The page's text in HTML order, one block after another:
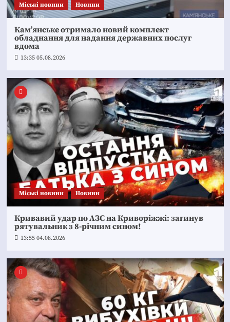
Mіські новини Новини
Кам’янське отримало новий комплект
обладнання для надання державних послуг
вдома
13:35 05.08.2026
Mіські новини Новини
Кривавий удар по АЗС на Криворіжжі: загинув
рятувальник з 8-річним сином!
13:55 04.08.2026